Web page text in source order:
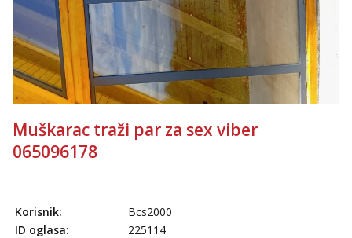
Obavijesti me kada se oslobodi
Ivančica
Čekam tvoj poziv!
Tel:064/677-677
- Kod: #108
tel:0,93€ - mob:1,12€ min
Anđela
Čekam tvoj poziv!
Muškarac traži par za sex viber
065096178
Korisnik:
Bcs2000
ID oglasa:
225114